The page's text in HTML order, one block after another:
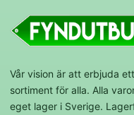
Vår vision är att erbjuda
sortiment för alla. Alla
eget lager i Sverige.